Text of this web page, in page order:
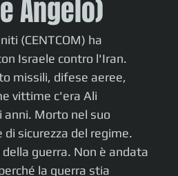
Angelo)
(CENTCOM) ha
Israele contro l'Iran.
missili, difese aeree,
vittime c'era Ali
anni. Morto nel suo
sicurezza del regime.
guerra. Non è andata
la guerra stia